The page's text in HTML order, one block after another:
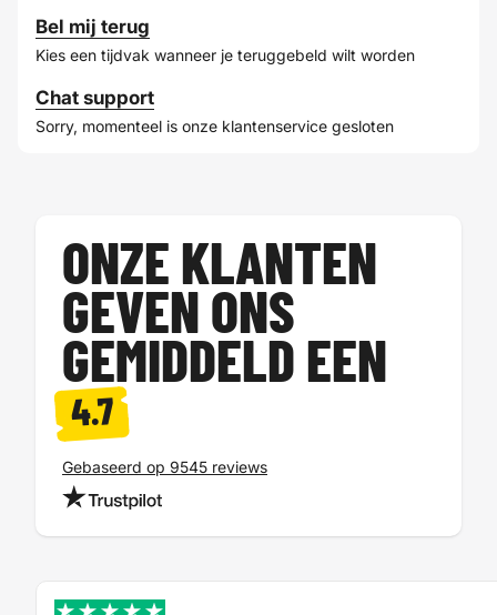
Bel mij terug
Kies een tijdvak wanneer je teruggebeld wilt worden
Chat support
Sorry, momenteel is onze klantenservice gesloten
ONZE KLANTEN
GEVEN ONS
GEMIDDELD EEN
4.7
Gebaseerd op 9545 reviews